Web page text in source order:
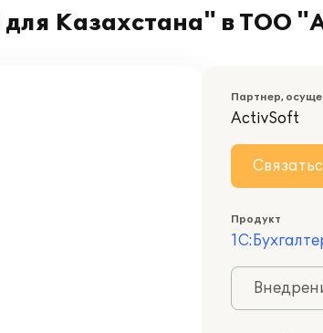
Казахстана" в ТОО
Партнер,
ActivSoft
Продукт